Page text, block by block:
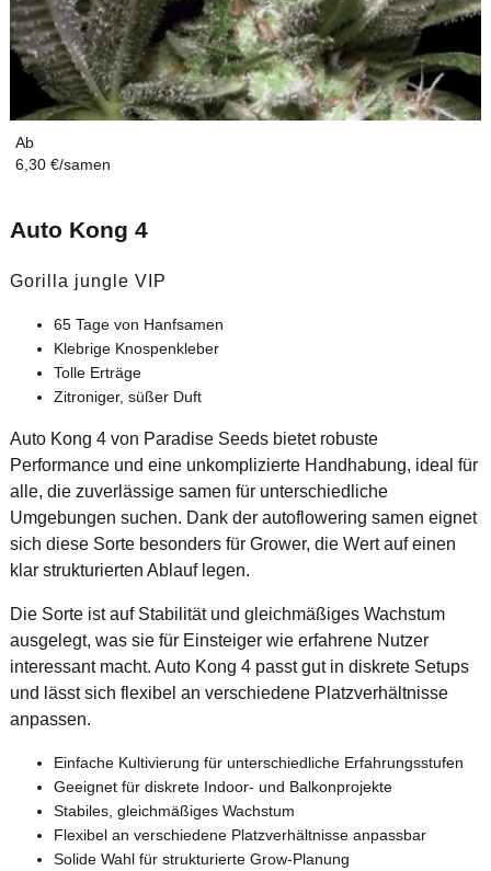
Ab
6,30 €/samen
Auto Kong 4
Gorilla jungle VIP
65 Tage von Hanfsamen
Klebrige Knospenkleber
Tolle Erträge
Zitroniger, süßer Duft
Auto Kong 4 von Paradise Seeds bietet robuste
Performance und eine unkomplizierte Handhabung, ideal für
alle, die zuverlässige samen für unterschiedliche
Umgebungen suchen. Dank der autoflowering samen eignet
sich diese Sorte besonders für Grower, die Wert auf einen
klar strukturierten Ablauf legen.
Die Sorte ist auf Stabilität und gleichmäßiges Wachstum
ausgelegt, was sie für Einsteiger wie erfahrene Nutzer
interessant macht. Auto Kong 4 passt gut in diskrete Setups
und lässt sich flexibel an verschiedene Platzverhältnisse
anpassen.
Einfache Kultivierung für unterschiedliche Erfahrungsstufen
Geeignet für diskrete Indoor- und Balkonprojekte
Stabiles, gleichmäßiges Wachstum
Flexibel an verschiedene Platzverhältnisse anpassbar
Solide Wahl für strukturierte Grow-Planung